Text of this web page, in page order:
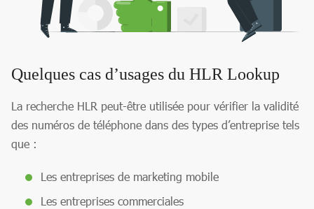
Quelques cas d’usages du HLR Lookup
La recherche HLR peut-être utilisée pour vérifier la validité
des numéros de téléphone dans des types d’entreprise tels
que :
Les entreprises de marketing mobile
Les entreprises commerciales